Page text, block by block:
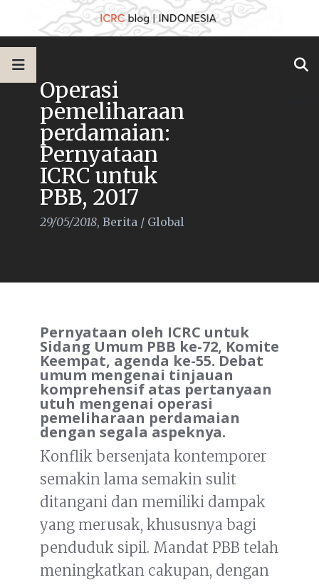
Operasi
pemeliharaan
perdamaian:
Pernyataan
ICRC untuk
PBB, 2017
29/05/2018, Berita / Global
Pernyataan oleh ICRC untuk
Sidang Umum PBB ke-72, Komite
Keempat, agenda ke-55. Debat
umum mengenai tinjauan
komprehensif atas pertanyaan
utuh mengenai operasi
pemeliharaan perdamaian
dengan segala aspeknya.
Konflik bersenjata kontemporer
semakin lama semakin sulit
ditangani dan memiliki dampak
yang merusak, khususnya bagi
penduduk sipil. Mandat PBB telah
meningkatkan cakupan, dengan